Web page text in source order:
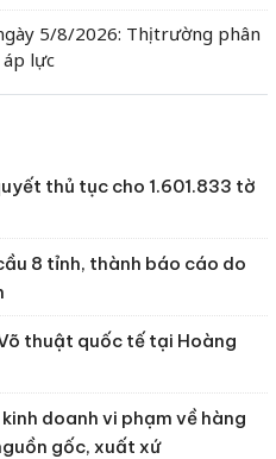
5/8/2026: Thị trường phân
áp lực
thủ tục cho 1.601.833 tờ
8 tỉnh, thành báo cáo do
thuật quốc tế tại Hoàng
doanh vi phạm về hàng
gốc, xuất xứ